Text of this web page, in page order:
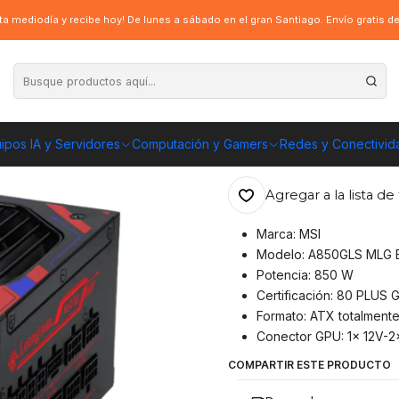
IA y Servidores Computación y Gamers Redes y
mediodía y recibe hoy! De lunes a sábado en el gran Santiago. Envío gratis
MSI A850GLS MLG EDITION 850W 80+ Gold Modular
Fuente de
80+ Gold
ENVÍO GRATIS A
Agregar a la lista de
Marca: MSI
Modelo: A850GLS MLG
Potencia: 850 W
Certificación: 80 PLUS
Formato: ATX
Conector GPU: 1x 12V-
COMPARTIR ESTE PRODUCTO